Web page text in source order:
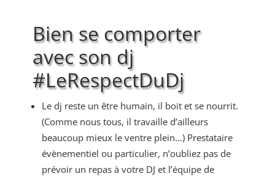
Bien se comporter
avec son dj
#LeRespectDuDj
Le dj reste un être humain, il boit et se nourrit.
(Comme nous tous, il travaille d’ailleurs
beaucoup mieux le ventre plein…) Prestataire
évènementiel ou particulier, n’oubliez pas de
prévoir un repas à votre DJ et l’équipe de